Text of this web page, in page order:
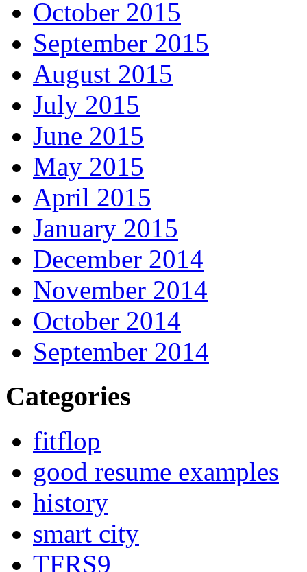
October 2015
September 2015
August 2015
July 2015
June 2015
May 2015
April 2015
January 2015
December 2014
November 2014
October 2014
September 2014
Categories
fitflop
good resume examples
history
smart city
TFRS9